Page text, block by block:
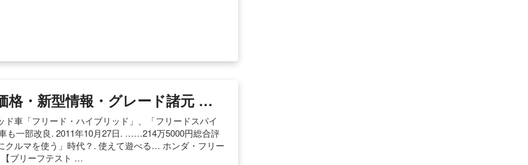
格・新型情報・グレード諸元 …
車「フリード・ハイブリッド」、「フリードスパイ
も一部改良. 2011年10月27日. ……214万5000円総合評
マを使う」時代？. 使えて遊べる… ホンダ・フリー
ブリーフテスト …